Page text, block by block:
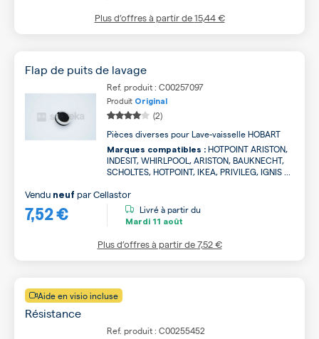
Plus d’offres à partir de15,44 €
Flap de puits de lavage
Ref. produit : C00257097
Produit Original
(2)
Pièces diverses pour Lave-vaisselle HOBART
Marques compatibles : HOTPOINT ARISTON,
INDESIT, WHIRLPOOL, ARISTON, BAUKNECHT,
SCHOLTES, HOTPOINT, IKEA, PRIVILEG, IGNIS ...
7,52 €
Vendu neuf parCellastor
Livré à partir du
Mardi 11 août
Plus d’offres à partir de7,52 €
Aide en visio incluse
Résistance
Ref. produit : C00255452